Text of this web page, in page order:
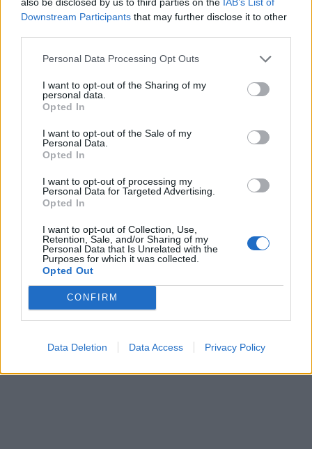
Downstream Participants that may further disclose it to other
Personal Data Processing Opt Outs
I want to opt-out of the Sharing of my
personal data.
Opted In
I want to opt-out of the Sale of my
Personal Data.
Opted In
I want to opt-out of processing my
Personal Data for Targeted Advertising.
Opted In
I want to opt-out of Collection, Use,
Retention, Sale, and/or Sharing of my
Personal Data that Is Unrelated with the
Purposes for which it was collected.
Opted Out
CONFIRM
Data Deletion Data Access Privacy Policy